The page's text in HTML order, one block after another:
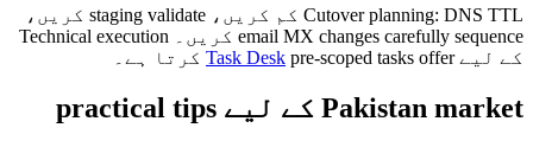
Cutover planning: DNS TTL کم کریں، staging validate کریں،
email MX changes carefully sequence کریں۔ Technical execution
کے لیے
Task Desk pre-scoped tasks offer کرتا ہے۔
Pakistan market کے لیے practical tips